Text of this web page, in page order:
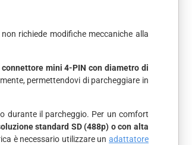
richiede modifiche meccaniche alla
mini 4-PIN con diametro di
permettendovi di parcheggiare in
durante il parcheggio. Per un comfort
standard SD (488p) o con alta
è necessario utilizzare unadattatore